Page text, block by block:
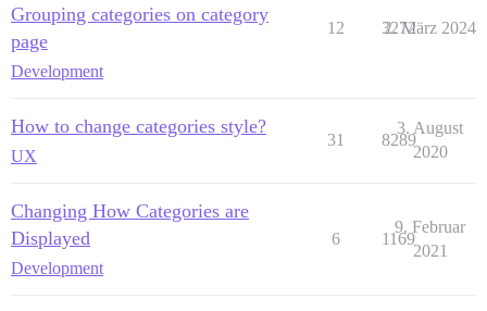
Grouping categories on category
page
Development
12 3272
2. März 2024
How to change categories style?
UX
31 8289
3. August
2020
Changing How Categories are
Displayed
Development
6 1169
9. Februar
2021